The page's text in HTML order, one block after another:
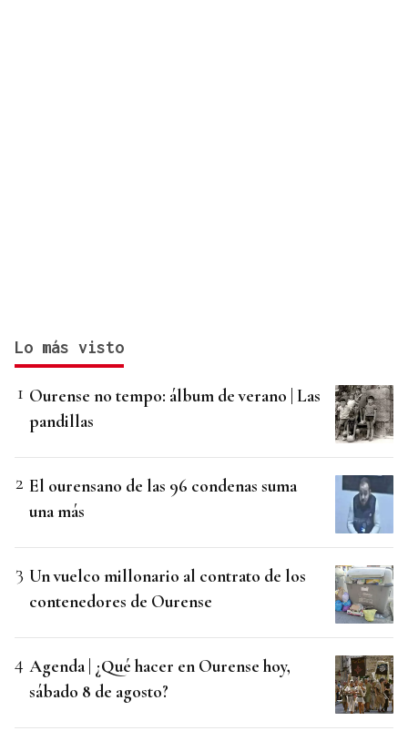
Lo más visto
Ourense no tempo: álbum de verano | Las
pandillas
El ourensano de las 96 condenas suma
una más
Un vuelco millonario al contrato de los
contenedores de Ourense
Agenda | ¿Qué hacer en Ourense hoy,
sábado 8 de agosto?